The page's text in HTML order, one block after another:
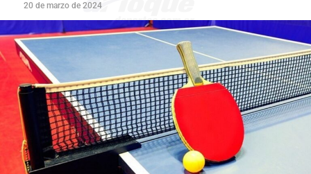
20 de marzo de 2024